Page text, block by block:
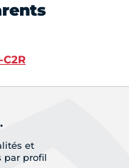
et
par profil